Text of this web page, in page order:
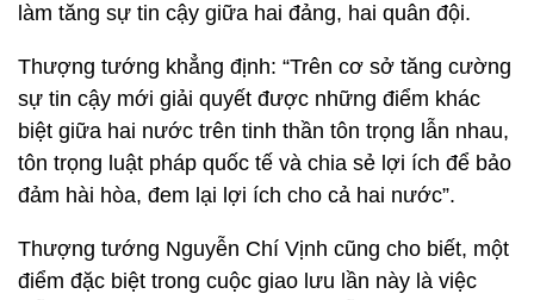
làm tăng sự tin cậy giữa hai đảng, hai quân đội.
Thượng tướng khẳng định: “Trên cơ sở tăng cường
sự tin cậy mới giải quyết được những điểm khác
biệt giữa hai nước trên tinh thần tôn trọng lẫn nhau,
tôn trọng luật pháp quốc tế và chia sẻ lợi ích để bảo
đảm hài hòa, đem lại lợi ích cho cả hai nước”.
Thượng tướng Nguyễn Chí Vịnh cũng cho biết, một
điểm đặc biệt trong cuộc giao lưu lần này là việc